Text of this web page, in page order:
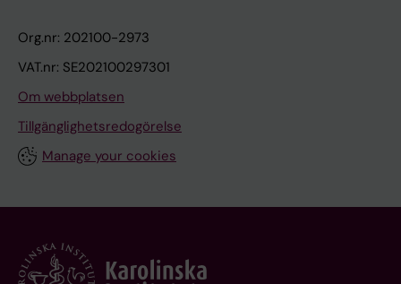
Org.nr: 202100-2973
VAT.nr: SE202100297301
Om webbplatsen
Tillgänglighetsredogörelse
Manage your cookies